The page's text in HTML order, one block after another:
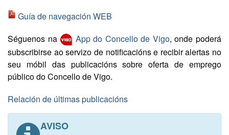
Guía de navegación WEB
Séguenos na
App do Concello de Vigo, onde poderá
subscribirse ao servizo de notificacións e recibir alertas no
seu móbil das publicacións sobre oferta de emprego
público do Concello de Vigo.
Relación de últimas publicacións
AVISO